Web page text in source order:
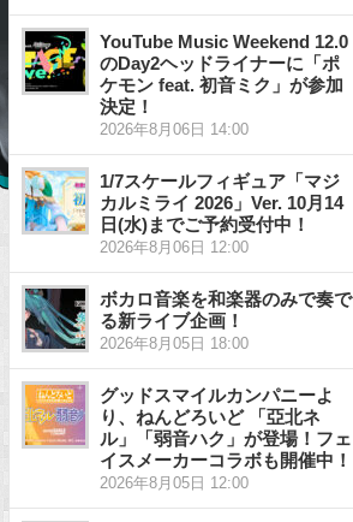
YouTube Music Weekend 12.0
のDay2ヘッドライナーに「ポ
ケモン feat. 初音ミク」が参加
決定！
2026年8月06日 14:00
1/7スケールフィギュア「マジ
カルミライ 2026」Ver. 10月14
日(水)までご予約受付中！
2026年8月06日 12:00
ボカロ音楽を和楽器のみで奏で
る新ライブ企画！
2026年8月05日 18:00
グッドスマイルカンパニーよ
り、ねんどろいど 「亞北ネ
ル」「弱音ハク」が登場！フェ
イスメーカーコラボも開催中！
2026年8月05日 12:00